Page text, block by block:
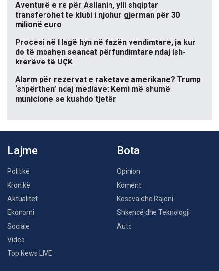
Aventurë e re për Asllanin, ylli shqiptar
transferohet te klubi i njohur gjerman për 30
milionë euro
Procesi në Hagë hyn në fazën vendimtare, ja kur
do të mbahen seancat përfundimtare ndaj ish-
krerëve të UÇK
Alarm për rezervat e raketave amerikane? Trump
‘shpërthen’ ndaj mediave: Kemi më shumë
municione se kushdo tjetër
Lajme
Politikë
Kronikë
Aktualitet
Ekonomi
Sociale
Video
Top News LIVE
Bota
Opinion
Koment
Kosova dhe Rajoni
Shkencë dhe Teknologji
Auto